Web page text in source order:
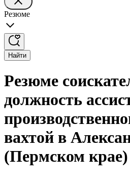
Резюме
Найти
Резюме
должность
вахтой в
(Пермском крае)